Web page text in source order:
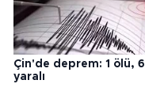
Çin'de deprem: 1 ölü, 6
yaralı